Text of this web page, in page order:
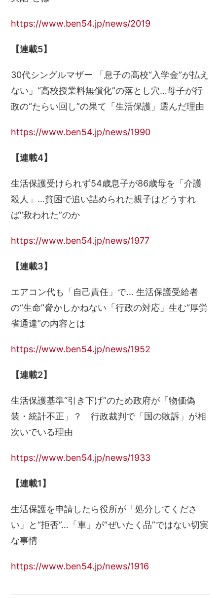
https://www.ben54.jp/news/2019
【連載5】
30代シングルマザー 「息子の高校“入学金”が払え
ない」“高校授業料無償化”の落とし穴…母子が行
政の“たらい回し”の果て「生活保護」選んだ理由
https://www.ben54.jp/news/1990
【連載4】
生活保護受けられず54歳息子が86歳母を「介護
殺人」…貧困で追い詰められた親子はどうすれ
ば“救われた”のか
https://www.ben54.jp/news/1977
【連載3】
エアコン代も「自己責任」で… 生活保護受給者
の“生命”脅かしかねない「行政の対応」生む“厚労
省通達”の内容とは
https://www.ben54.jp/news/1952
【連載2】
生活保護基準“引き下げ”のため政府が「物価偽
装・統計不正」？ 行政裁判で「国の敗訴」が相
次いでいる理由
https://www.ben54.jp/news/1933
【連載1】
生活保護を申請したら役所が「処分してくださ
い」と“拒否”…「車」が“ぜいたく品”ではない切実
な事情
https://www.ben54.jp/news/1916